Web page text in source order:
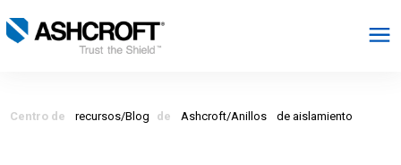
Centro de recursos/Blog de Ashcroft/Anillos de aislamiento